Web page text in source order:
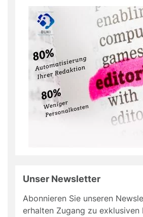
Unser Newsletter
Abonnieren Sie unseren
erhalten Zugang zu exklusiven